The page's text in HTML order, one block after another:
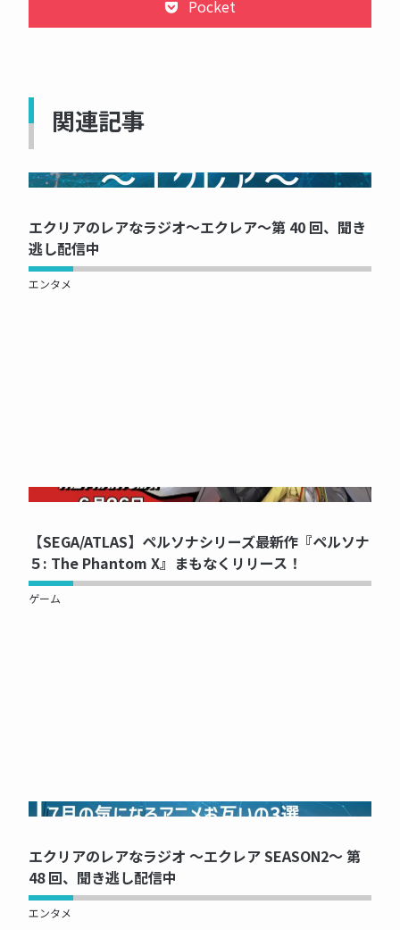
Pocket
関連記事
NOW PRINTING...
エクリアのレアなラジオ～エクレア～第 40 回、聞き
逃し配信中
エンタメ
NOW PRINTING...
【SEGA/ATLAS】ペルソナシリーズ最新作『ペルソナ
５: The Phantom X』まもなくリリース！
ゲーム
NOW PRINTING...
エクリアのレアなラジオ ～エクレア SEASON2～ 第
48 回、聞き逃し配信中
エンタメ